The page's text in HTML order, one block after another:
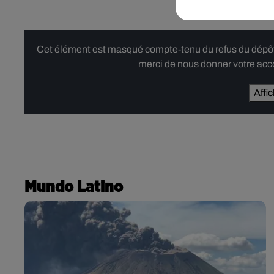
Cet élément est masqué compte-tenu du refus du
merci de nous donner votre
Mundo Latino